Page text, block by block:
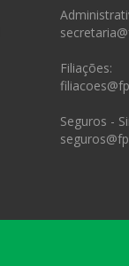
Filiações:
Seguros -